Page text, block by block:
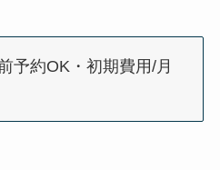
予約OK・初期費用/月